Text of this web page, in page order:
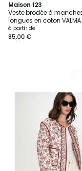
Maison 123
Veste brodée à
longues en coton VALMA
à partir de
85,00 €
2
Couleurs